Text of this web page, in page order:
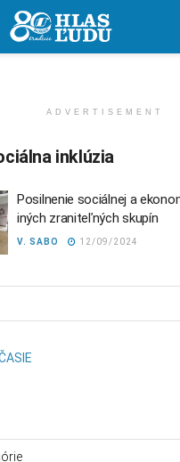
ADVERTISEMENT
inklúzia
Posilnenie sociálnej a
iných zraniteľných skupín
V. SABO 12/09/2024